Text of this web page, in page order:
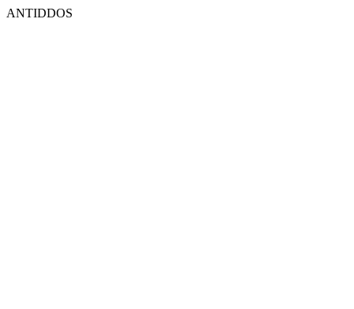
ANTIDDOS